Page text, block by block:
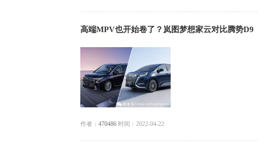
高端MPV也开始卷了？岚图梦想家云对比腾势D9
作者： 470486 时间：2022-04-22